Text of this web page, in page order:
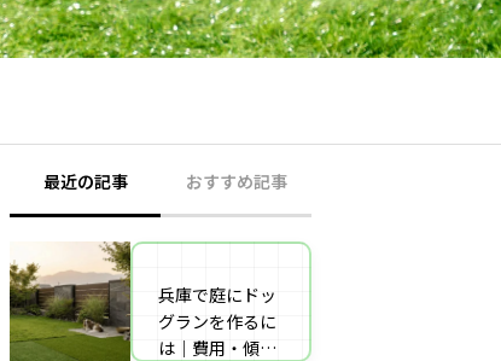
最近の記事 おすすめ記事
兵庫で庭にドッ
グランを作るに
は｜費用・傾斜
【2026年5月7】
日TBS「櫻井・
有吉THE夜会」